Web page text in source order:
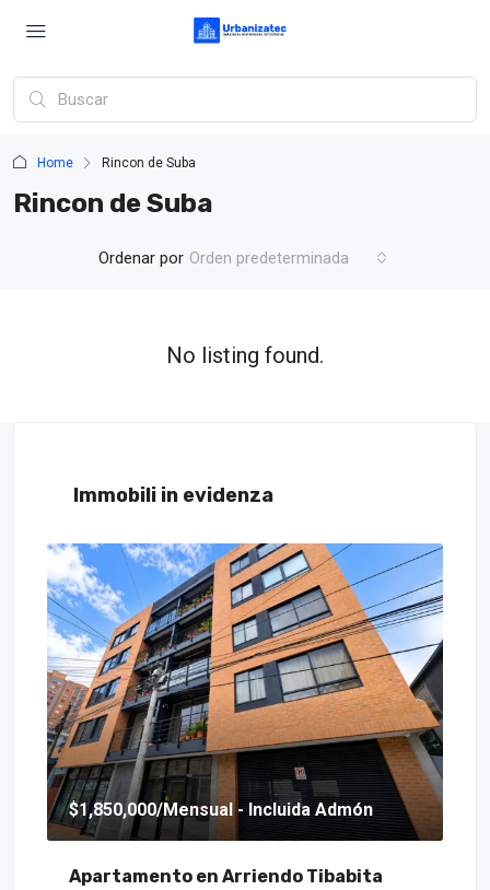
Home Rincon de Suba
Rincon de Suba
Ordenar por Orden predeterminada
No listing found.
Immobili in evidenza
$1,850,000/Mensual - Incluida Admón
Apartamento en Arriendo Tibabita